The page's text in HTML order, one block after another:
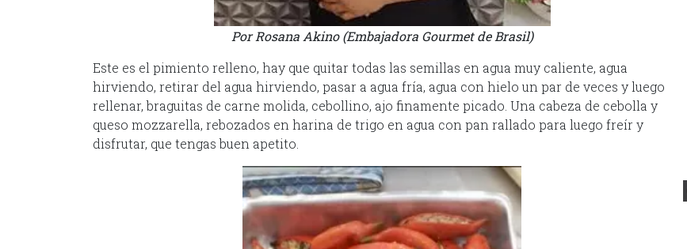
Por Rosana Akino (Embajadora Gourmet de Brasil)
Este es el pimiento relleno, hay que quitar todas las semillas en agua muy caliente, agua
hirviendo, retirar del agua hirviendo, pasar a agua fría, agua con hielo un par de veces y luego
rellenar, braguitas de carne molida, cebollino, ajo finamente picado. Una cabeza de cebolla y
queso mozzarella, rebozados en harina de trigo en agua con pan rallado para luego freír y
disfrutar, que tengas buen apetito.